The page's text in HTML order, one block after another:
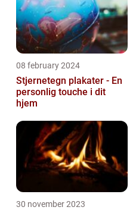
08 february 2024
Stjernetegn plakater - En
personlig touche i dit
hjem
30 november 2023